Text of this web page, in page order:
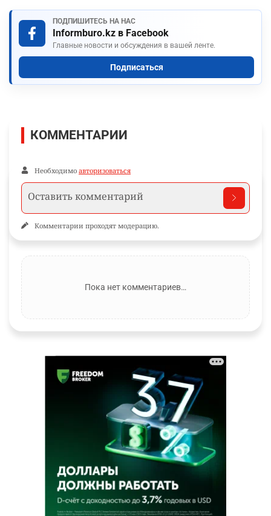
ПОДПИШИТЕСЬ НА НАС
Informburo.kz в Facebook
Главные новости и обсуждения в вашей ленте.
Подписаться
КОММЕНТАРИИ
Необходимо авторизоваться
Комментарии проходят модерацию.
Пока нет комментариев…